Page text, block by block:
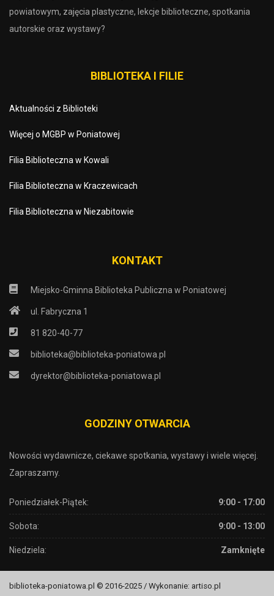
powiatowym, zajęcia plastyczne, lekcje biblioteczne, spotkania
autorskie oraz wystawy?
BIBLIOTEKA I FILIE
Aktualności z Biblioteki
Więcej o MGBP w Poniatowej
Filia Biblioteczna w Kowali
Filia Biblioteczna w Kraczewicach
Filia Biblioteczna w Niezabitowie
KONTAKT
Miejsko-Gminna Biblioteka Publiczna w Poniatowej
ul. Fabryczna 1
81 820-40-77
biblioteka@biblioteka-poniatowa.pl
dyrektor@biblioteka-poniatowa.pl
GODZINY OTWARCIA
Nowości wydawnicze, ciekawe spotkania, wystawy i wiele więcej.
Zapraszamy.
Poniedziałek-Piątek: 9:00 - 17:00
Sobota: 9:00 - 13:00
Niedziela: Zamknięte
biblioteka-poniatowa.pl © 2016-2025 / Wykonanie: artiso.pl